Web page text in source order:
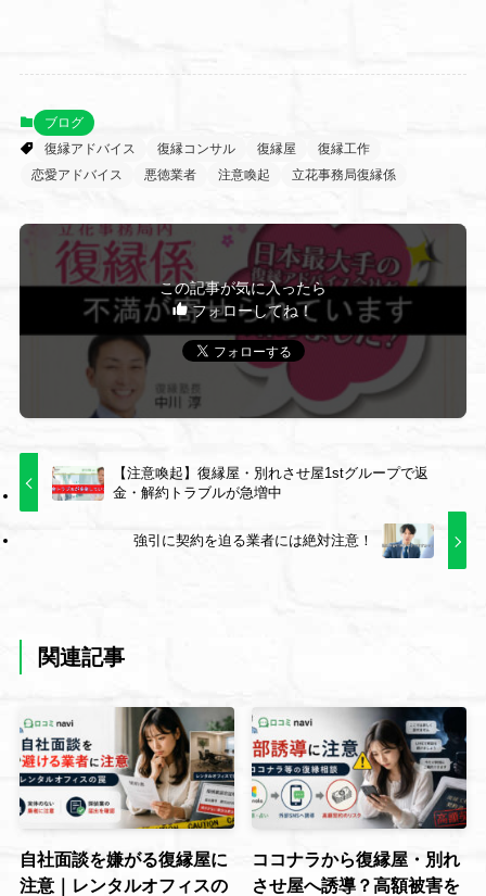
ブログ
復縁アドバイス
復縁コンサル 復縁屋
復縁工作
恋愛アドバイス
悪徳業者 注意喚起 立花事務局復縁係
この記事が気に入ったら
フォローしてね！
【注意喚起】復縁屋・別れさせ屋1stグループで返
金・解約トラブルが急増中
強引に契約を迫る業者には絶対注意！
関連記事
自社面談を嫌がる復縁屋に
注意｜レンタルオフィスの
ココナラから復縁屋・別れ
させ屋へ誘導？高額被害を